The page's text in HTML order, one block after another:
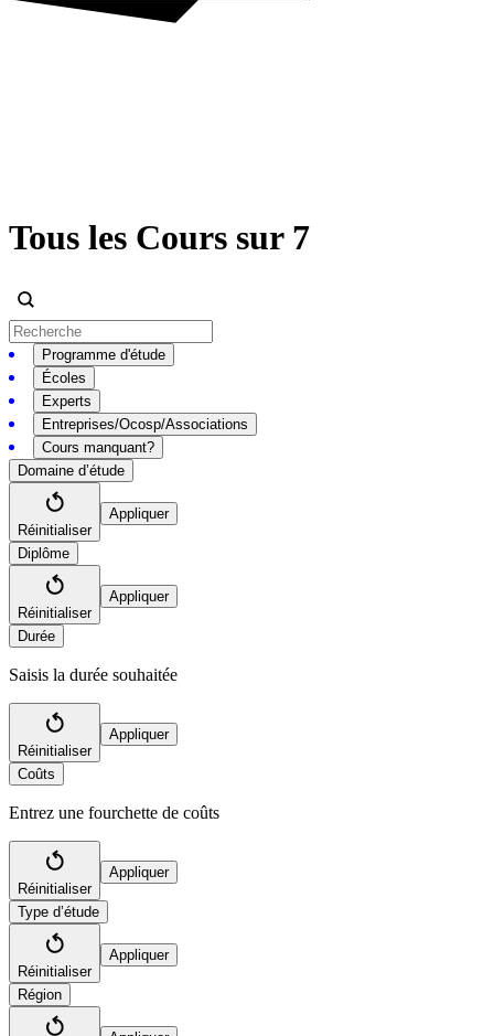
Tous les Cours sur 7
Programme d'étude
Écoles
Experts
Entreprises/Ocosp/Associations
Cours manquant?
Domaine d’étude
Réinitialiser
Appliquer
Diplôme
Réinitialiser
Appliquer
Durée
Saisis la durée souhaitée
Réinitialiser
Appliquer
Coûts
Entrez une fourchette de coûts
Réinitialiser
Appliquer
Type d’étude
Réinitialiser
Appliquer
Région